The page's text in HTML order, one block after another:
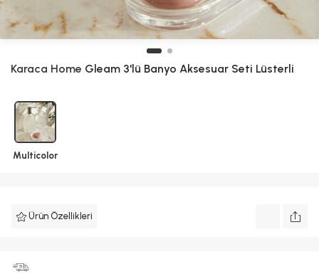
Karaca Home Gleam 3'lü Banyo Aksesuar Seti Lüsterli
Multicolor
Ürün Özellikleri